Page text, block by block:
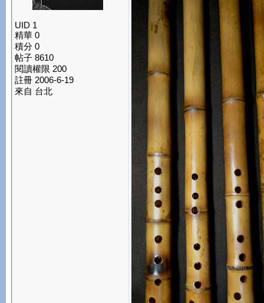
UID 1
精華 0
積分 0
帖子 8610
閱讀權限 200
註冊 2006-6-19
來自 台北